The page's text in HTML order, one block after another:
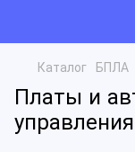
Каталог БПЛА
Платы и